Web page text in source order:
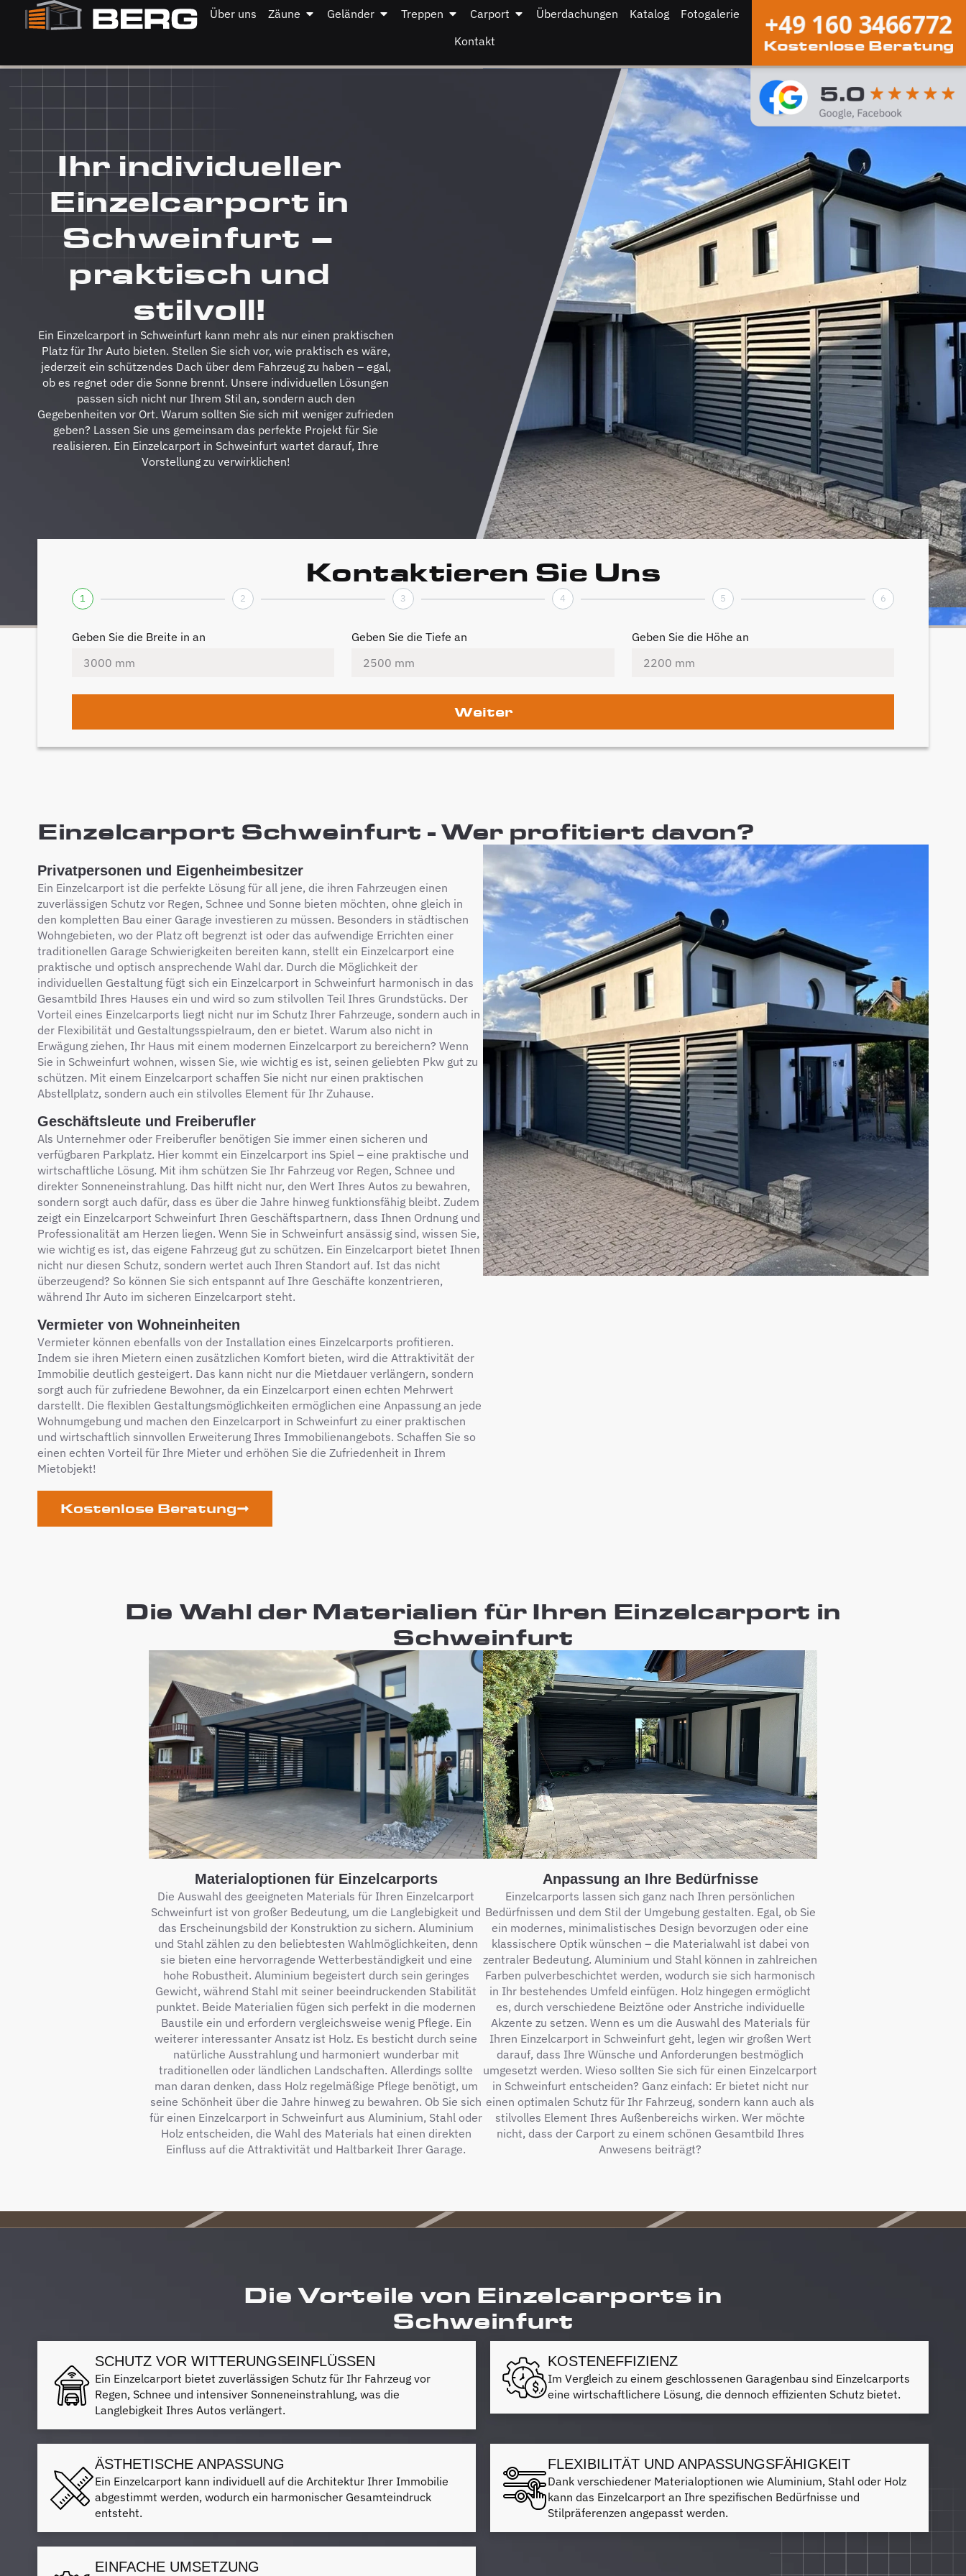
Über uns Zäune Geländer Treppen Carport Überdachungen Katalog
Fotogalerie
Kontakt
+49 160 3466772
Kostenlose Beratung
Ihr individueller
Einzelcarport in
Schweinfurt –
praktisch und
stilvoll!
Ein Einzelcarport in Schweinfurt kann mehr als nur einen praktischen
Platz für Ihr Auto bieten. Stellen Sie sich vor, wie praktisch es wäre,
jederzeit ein schützendes Dach über dem Fahrzeug zu haben – egal,
ob es regnet oder die Sonne brennt. Unsere individuellen Lösungen
passen sich nicht nur Ihrem Stil an, sondern auch den
Gegebenheiten vor Ort. Warum sollten Sie sich mit weniger zufrieden
geben? Lassen Sie uns gemeinsam das perfekte Projekt für Sie
realisieren. Ein Einzelcarport in Schweinfurt wartet darauf, Ihre
Vorstellung zu verwirklichen!
Kontaktieren Sie Uns
1 2 3 4 5 6
Geben Sie die Breite in an Geben Sie die Tiefe an Geben Sie die Höhe an
Weiter
Einzelcarport Schweinfurt - Wer profitiert davon?
Privatpersonen und Eigenheimbesitzer
Ein Einzelcarport ist die perfekte Lösung für all jene, die ihren Fahrzeugen einen
zuverlässigen Schutz vor Regen, Schnee und Sonne bieten möchten, ohne gleich in
den kompletten Bau einer Garage investieren zu müssen. Besonders in städtischen
Wohngebieten, wo der Platz oft begrenzt ist oder das aufwendige Errichten einer
traditionellen Garage Schwierigkeiten bereiten kann, stellt ein Einzelcarport eine
praktische und optisch ansprechende Wahl dar. Durch die Möglichkeit der
individuellen Gestaltung fügt sich ein Einzelcarport in Schweinfurt harmonisch in das
Gesamtbild Ihres Hauses ein und wird so zum stilvollen Teil Ihres Grundstücks. Der
Vorteil eines Einzelcarports liegt nicht nur im Schutz Ihrer Fahrzeuge, sondern auch in
der Flexibilität und Gestaltungsspielraum, den er bietet. Warum also nicht in
Erwägung ziehen, Ihr Haus mit einem modernen Einzelcarport zu bereichern? Wenn
Sie in Schweinfurt wohnen, wissen Sie, wie wichtig es ist, seinen geliebten Pkw gut zu
schützen. Mit einem Einzelcarport schaffen Sie nicht nur einen praktischen
Abstellplatz, sondern auch ein stilvolles Element für Ihr Zuhause.
Geschäftsleute und Freiberufler
Als Unternehmer oder Freiberufler benötigen Sie immer einen sicheren und
verfügbaren Parkplatz. Hier kommt ein Einzelcarport ins Spiel – eine praktische und
wirtschaftliche Lösung. Mit ihm schützen Sie Ihr Fahrzeug vor Regen, Schnee und
direkter Sonneneinstrahlung. Das hilft nicht nur, den Wert Ihres Autos zu bewahren,
sondern sorgt auch dafür, dass es über die Jahre hinweg funktionsfähig bleibt. Zudem
zeigt ein Einzelcarport Schweinfurt Ihren Geschäftspartnern, dass Ihnen Ordnung und
Professionalität am Herzen liegen. Wenn Sie in Schweinfurt ansässig sind, wissen Sie,
wie wichtig es ist, das eigene Fahrzeug gut zu schützen. Ein Einzelcarport bietet Ihnen
nicht nur diesen Schutz, sondern wertet auch Ihren Standort auf. Ist das nicht
überzeugend? So können Sie sich entspannt auf Ihre Geschäfte konzentrieren,
während Ihr Auto im sicheren Einzelcarport steht.
Vermieter von Wohneinheiten
Vermieter können ebenfalls von der Installation eines Einzelcarports profitieren.
Indem sie ihren Mietern einen zusätzlichen Komfort bieten, wird die Attraktivität der
Immobilie deutlich gesteigert. Das kann nicht nur die Mietdauer verlängern, sondern
sorgt auch für zufriedene Bewohner, da ein Einzelcarport einen echten Mehrwert
darstellt. Die flexiblen Gestaltungsmöglichkeiten ermöglichen eine Anpassung an jede
Wohnumgebung und machen den Einzelcarport in Schweinfurt zu einer praktischen
und wirtschaftlich sinnvollen Erweiterung Ihres Immobilienangebots. Schaffen Sie so
einen echten Vorteil für Ihre Mieter und erhöhen Sie die Zufriedenheit in Ihrem
Mietobjekt!
Kostenlose Beratung
Die Wahl der Materialien für Ihren Einzelcarport in
Schweinfurt
Materialoptionen für Einzelcarports
Die Auswahl des geeigneten Materials für Ihren Einzelcarport
Schweinfurt ist von großer Bedeutung, um die Langlebigkeit und
das Erscheinungsbild der Konstruktion zu sichern. Aluminium
und Stahl zählen zu den beliebtesten Wahlmöglichkeiten, denn
sie bieten eine hervorragende Wetterbeständigkeit und eine
hohe Robustheit. Aluminium begeistert durch sein geringes
Gewicht, während Stahl mit seiner beeindruckenden Stabilität
punktet. Beide Materialien fügen sich perfekt in die modernen
Baustile ein und erfordern vergleichsweise wenig Pflege. Ein
weiterer interessanter Ansatz ist Holz. Es besticht durch seine
natürliche Ausstrahlung und harmoniert wunderbar mit
traditionellen oder ländlichen Landschaften. Allerdings sollte
man daran denken, dass Holz regelmäßige Pflege benötigt, um
seine Schönheit über die Jahre hinweg zu bewahren. Ob Sie sich
für einen Einzelcarport in Schweinfurt aus Aluminium, Stahl oder
Holz entscheiden, die Wahl des Materials hat einen direkten
Einfluss auf die Attraktivität und Haltbarkeit Ihrer Garage.
Anpassung an Ihre Bedürfnisse
Einzelcarports lassen sich ganz nach Ihren persönlichen
Bedürfnissen und dem Stil der Umgebung gestalten. Egal, ob Sie
ein modernes, minimalistisches Design bevorzugen oder eine
klassischere Optik wünschen – die Materialwahl ist dabei von
zentraler Bedeutung. Aluminium und Stahl können in zahlreichen
Farben pulverbeschichtet werden, wodurch sie sich harmonisch
in Ihr bestehendes Umfeld einfügen. Holz hingegen ermöglicht
es, durch verschiedene Beiztöne oder Anstriche individuelle
Akzente zu setzen. Wenn es um die Auswahl des Materials für
Ihren Einzelcarport in Schweinfurt geht, legen wir großen Wert
darauf, dass Ihre Wünsche und Anforderungen bestmöglich
umgesetzt werden. Wieso sollten Sie sich für einen Einzelcarport
in Schweinfurt entscheiden? Ganz einfach: Er bietet nicht nur
einen optimalen Schutz für Ihr Fahrzeug, sondern kann auch als
stilvolles Element Ihres Außenbereichs wirken. Wer möchte
nicht, dass der Carport zu einem schönen Gesamtbild Ihres
Anwesens beiträgt?
Die Vorteile von Einzelcarports in
Schweinfurt
SCHUTZ VOR WITTERUNGSEINFLÜSSEN
Ein Einzelcarport bietet zuverlässigen Schutz für Ihr Fahrzeug vor
Regen, Schnee und intensiver Sonneneinstrahlung, was die
Langlebigkeit Ihres Autos verlängert.
KOSTENEFFIZIENZ
Im Vergleich zu einem geschlossenen Garagenbau sind Einzelcarports
eine wirtschaftlichere Lösung, die dennoch effizienten Schutz bietet.
ÄSTHETISCHE ANPASSUNG
Ein Einzelcarport kann individuell auf die Architektur Ihrer Immobilie
abgestimmt werden, wodurch ein harmonischer Gesamteindruck
entsteht.
FLEXIBILITÄT UND ANPASSUNGSFÄHIGKEIT
Dank verschiedener Materialoptionen wie Aluminium, Stahl oder Holz
kann das Einzelcarport an Ihre spezifischen Bedürfnisse und
Stilpräferenzen angepasst werden.
EINFACHE UMSETZUNG